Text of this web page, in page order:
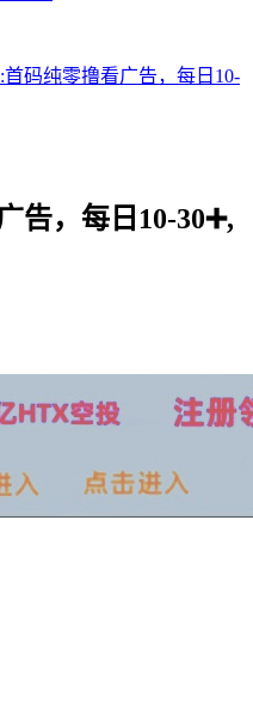
首码纯零撸看广告，每日10-
告，每日10-30➕,